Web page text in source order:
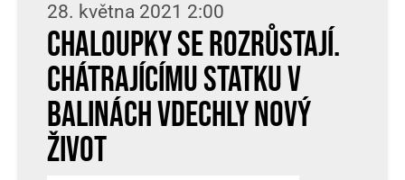
28. května 2021 2:00
Chaloupky se rozrůstají.
Chátrajícímu statku v
Balinách vdechly nový
život